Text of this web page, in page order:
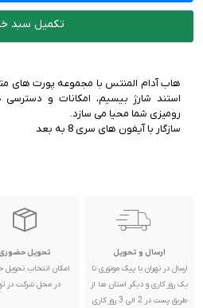
تکمیل سبد
هاب آدام المنتس با مجموعه پورت های
استند شارژ بیسیم، امکانات و دسترسی
سازگار با آیفون های سری 8 به بعد
ارسال و تحویل
ارسال در تهران با پیک موتوری تا
یک روز کاری و دیگر استان ها از
طریق پست در 2 الی 3 روز کاری
تحویل حضوری
امکان انتخاب تحویل
در محل شرکت در